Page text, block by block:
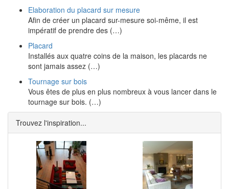
Elaboration du placard sur mesure
Afin de créer un placard sur-mesure soi-même, il est
impératif de prendre des (…)
Placard
Installés aux quatre coins de la maison, les placards ne
sont jamais assez (…)
Tournage sur bois
Vous êtes de plus en plus nombreux à vous lancer dans le
tournage sur bois. (…)
Trouvez l'inspiration...